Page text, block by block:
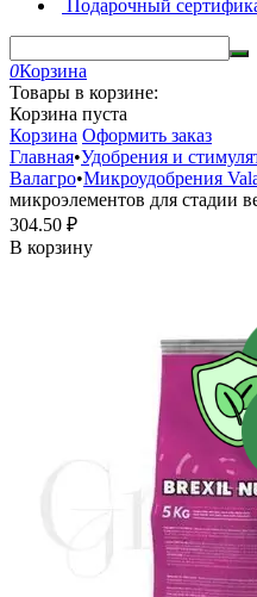
Подарочный
0Корзина
Товары в корзине:
Корзина пуста
Корзина Оформить заказ
Главная•Удобрения и
Валагро•Микроудобрения
микроэлементов для стадии
304.50 ₽
В корзину